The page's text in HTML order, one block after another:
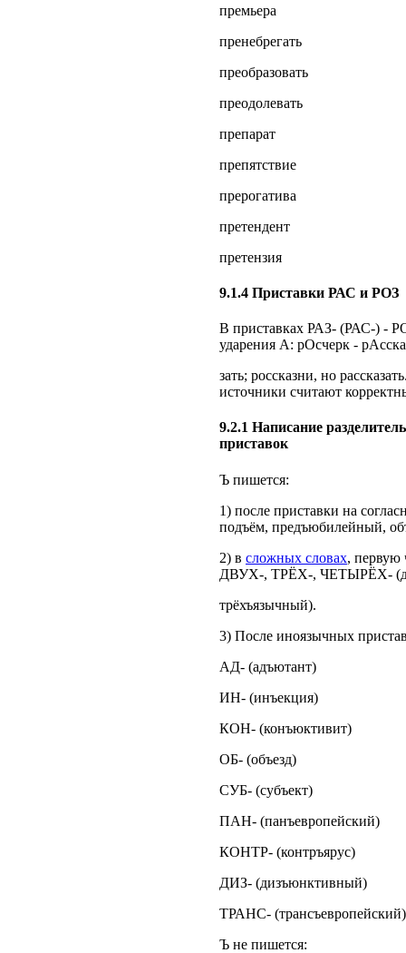
премьера
пренебрегать
преобразовать
преодолевать
препарат
препятствие
прерогатива
претендент
претензия
9.1.4 Приставки РАС и РОЗ
В приставках РАЗ- (РАС-) -
ударения А: рОсчерк -
зать; россказни, но
источники считают
9.2.1 Написание
приставок
Ъ пишется:
1) после приставки на
подъём, предъюбилейный,
2) в сложных словах, первую
ДВУХ-, ТРЁХ-, ЧЕТЫРЁХ-
трёхъязычный).
3) После иноязычных
АД- (адъютант)
ИН- (инъекция)
КОН- (конъюктивит)
ОБ- (объезд)
СУБ- (субъект)
ПАН- (панъевропейский)
КОНТР- (контръярус)
ДИЗ- (дизъюнктивный)
ТРАНС- (трансъевропейский)
Ъ не пишется: